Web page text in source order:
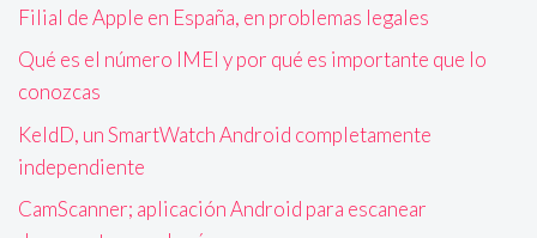
Filial de Apple en España, en problemas legales
Qué es el número IMEI y por qué es importante que lo
conozcas
KeldD, un SmartWatch Android completamente
independiente
CamScanner; aplicación Android para escanear